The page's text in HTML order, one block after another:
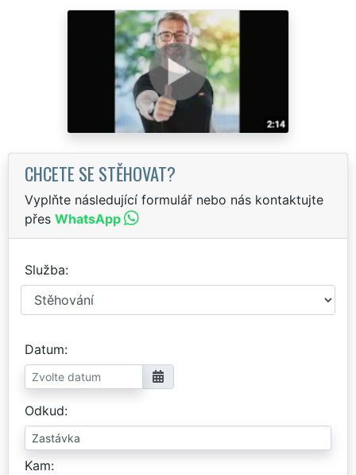
CHCETE SE STĚHOVAT?
Vyplňte následující formulář nebo nás kontaktujte
přes WhatsApp
Služba
Datum
Odkud
Kam